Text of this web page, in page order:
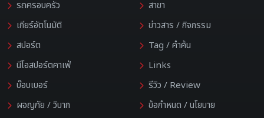
รถครอบครัว
เกียร์อัตโนมัติ
สปอร์ต
นีโอสปอร์ตคาเฟ่
บ๊อบเบอร์
ผจญภัย / วิบาก
สาขา
ข่าวสาร / กิจกรรม
Tag / คำค้น
Links
รีวิว / Review
ข้อกำหนด / นโยบาย